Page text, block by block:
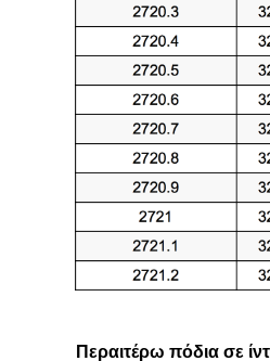
Περαιτέρω πόδια σε